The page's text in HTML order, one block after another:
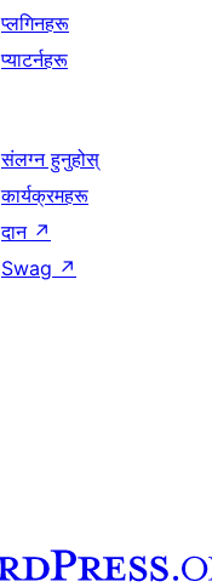
प्लगिनहरू
प्याटर्नहरू
संलग्न हुनुहोस्
कार्यक्रमहरू
दान ↗
Swag ↗